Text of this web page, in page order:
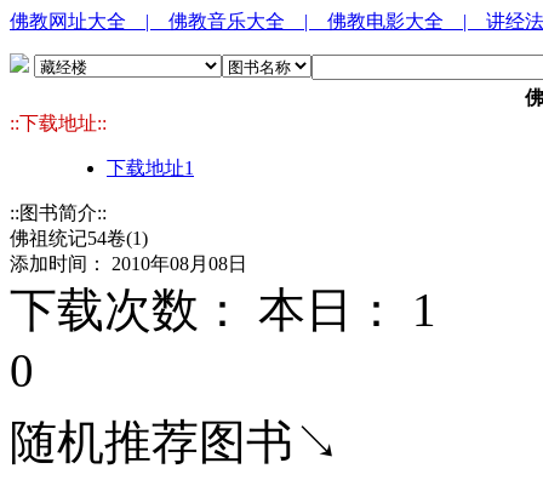
佛教网址大全 | 佛教音乐大全 | 佛教电影大全 | 讲经
::下载地址::
下载地址1
::图书简介::
佛祖统记54卷(1)
添加时间： 2010年08月08日
下载次数： 本日： 1
0
随机推荐图书↘